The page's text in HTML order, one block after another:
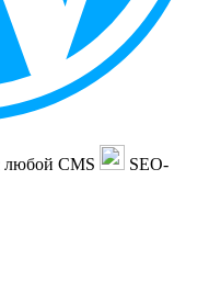
любой CMS
SEO-